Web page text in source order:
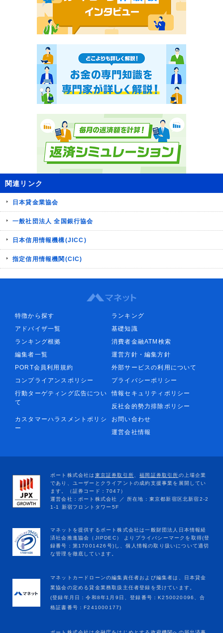
関連リンク
日本貸金業協会
一般社団法人 全国銀行協会
日本信用情報機構(JICC)
指定信用情報機関(CIC)
特徴から探す
ランキング
アドバイザ一覧
基礎知識
ランキング根拠
消費者金融ATM検索
編集者一覧
運営方針・編集方針
PORT会員利用規約
外部サービスの利用について
コンプライアンスポリシー
プライバシーポリシー
行動ターゲティング広告につい
て
情報セキュリティポリシー
反社会的勢力排除ポリシー
カスタマーハラスメントポリシ
ー
お問い合わせ
運営会社情報
マネットカードローンの編集責任者および編集者は、日本貸金
業協会の定める貸金業務取扱主任者登録を受けています。
(登録年月日：令和8年1月9日、登録番号：K250020096、合
格証書番号：F241000177)